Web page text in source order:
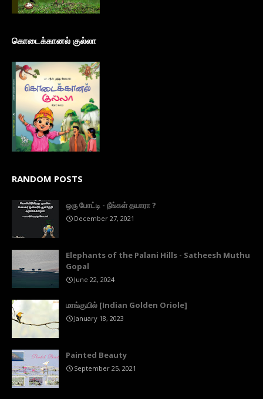
கொடைக்கானல் குல்லா
RANDOM POSTS
ஒரு போட்டி - நீங்கள் தயாரா ?
December 27, 2021
Elephants of the Palani Hills - Satheesh Muthu
Gopal
June 22, 2024
மாங்குயில் [Indian Golden Oriole]
January 18, 2023
Painted Beauty
September 25, 2021